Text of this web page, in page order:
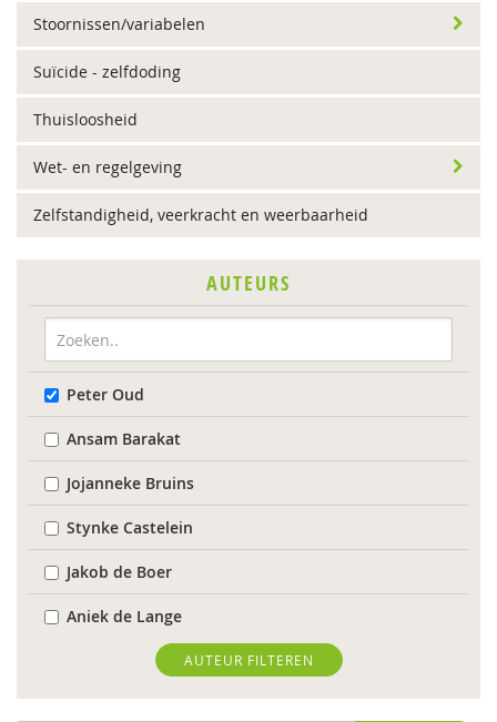
Stoornissen/variabelen
Suïcide - zelfdoding
Thuisloosheid
Wet- en regelgeving
Zelfstandigheid, veerkracht en weerbaarheid
AUTEURS
Peter Oud
Ansam Barakat
Jojanneke Bruins
Stynke Castelein
Jakob de Boer
Aniek de Lange
Lenneke Docter
Anne Evers
AUTEUR FILTEREN